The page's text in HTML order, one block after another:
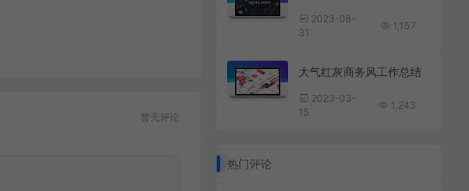
暂无评论
2023-08-
31
1,157
大气红灰商务风工作总结
2023-03-
15
1,243
热门评论